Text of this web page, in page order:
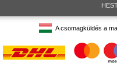
A csomagküldés a